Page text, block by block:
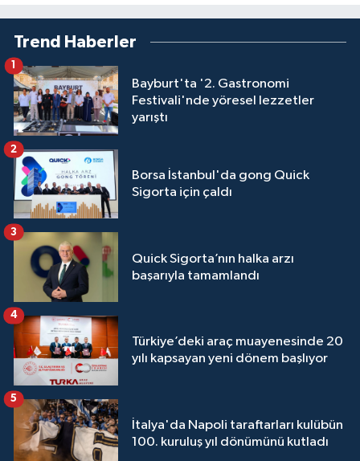
Trend Haberler
Bayburt'ta '2. Gastronomi
Festivali'nde yöresel lezzetler
yarıştı
1
Borsa İstanbul'da gong Quick
Sigorta için çaldı
2
Quick Sigorta’nın halka arzı
başarıyla tamamlandı
3
Türkiye’deki araç muayenesinde 20
yılı kapsayan yeni dönem başlıyor
4
İtalya'da Napoli taraftarları kulübün
100. kuruluş yıl dönümünü kutladı
5